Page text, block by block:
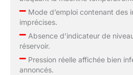
–Mode d’emploi contenant des
imprécises.
–Absence d’indicateur de
réservoir.
–Pression réelle affichée bien
annoncés.